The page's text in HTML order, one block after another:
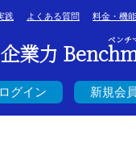
践 よくある質問 料金・機能
ベンチ
企業力
ログイン 新規会